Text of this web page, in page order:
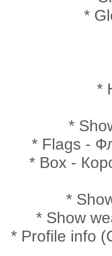
*
*
*
* Flags -
* Box -
*
* Show
* Profile info